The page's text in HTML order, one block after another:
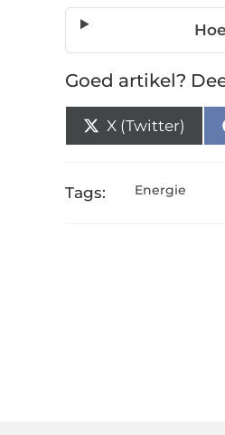
Goed artikel?
X (Twitter)
Tags: Energie